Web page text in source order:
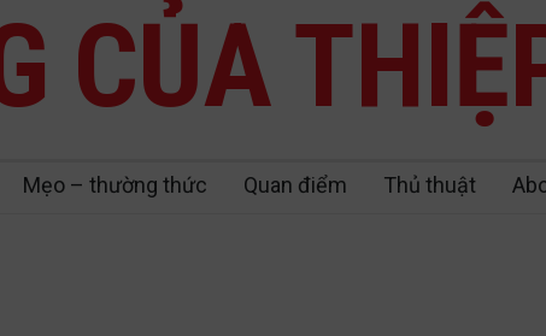
CỦA
Mẹo – thường thức Quan điểm Thủ thuật